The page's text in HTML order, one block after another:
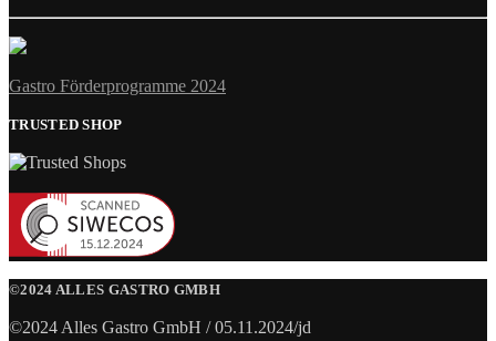
Gastro Förderprogramme 2024
TRUSTED SHOP
©2024 ALLES GASTRO GMBH
©2024 Alles Gastro GmbH / 05.11.2024/jd